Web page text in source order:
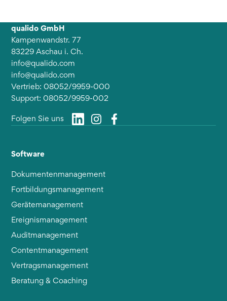
qualido GmbH
Kampenwandstr. 77
83229 Aschau i. Ch.
info@qualido.com
info@qualido.com
Vertrieb: 08052/9959-000
Support: 08052/9959-002
Folgen Sie uns
Software
Dokumentenmanagement
Fortbildungsmanagement
Gerätemanagement
Ereignismanagement
Auditmanagement
Contentmanagement
Vertragsmanagement
Beratung & Coaching